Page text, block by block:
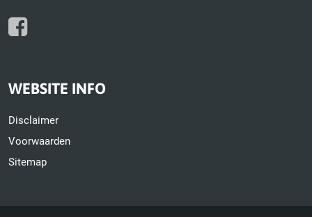
WEBSITE INFO
Disclaimer
Voorwaarden
Sitemap